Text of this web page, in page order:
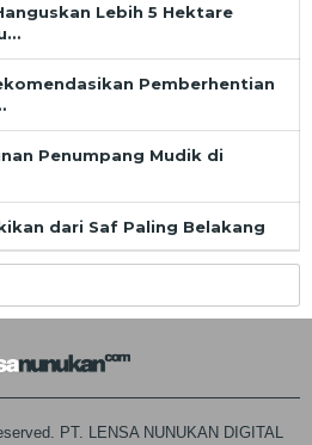
Lebih 5 Hektare
Pemberhentian
Penumpang Mudik di
dari Saf Paling Belakang
PT. LENSA NUNUKAN DIGITAL